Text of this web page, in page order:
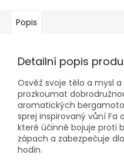
Popis
Detailní popis
Osvěž svoje tělo a mysl
prozkoumat
aromatických
sprej inspirovaný vůní Fa
které účinně bojuje proti
zápach a zabezpečuje
hodin.